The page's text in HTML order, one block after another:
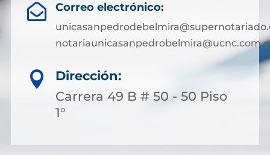
 Correo electrónico:

Dirección:
Carrera 49 B # 50 - 50 Piso
1°